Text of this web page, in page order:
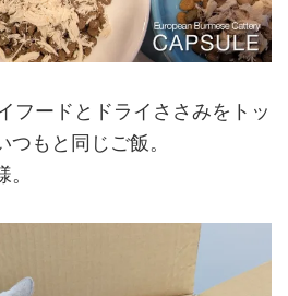
フードとドライささみをトッ
もと同じご飯。